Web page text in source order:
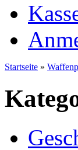
Startseite »